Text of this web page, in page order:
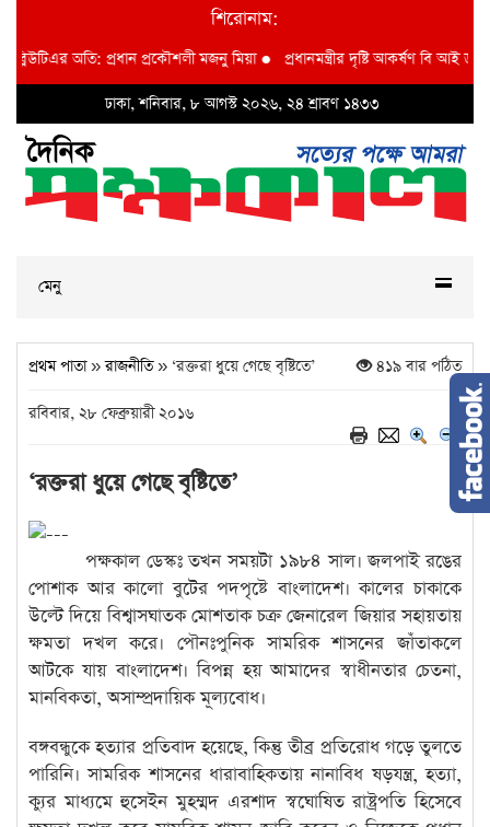
শিরোনাম:
অতি: প্রধান প্রকৌশলী মজনু মিয়া●প্রধানমন্ত্রীর দৃষ্টি আকর্ষণ বি আই ডব্লুভিইউ-
ঢাকা, শনিবার, ৮ আগস্ট ২০২৬, ২৪ শ্রাবণ ১৪৩৩
মেনু
প্রথম পাতা»রাজনীতি» ‘রক্তরা ধুয়ে গেছে বৃষ্টিতে’ ৪১৯ বার পঠিত
রবিবার, ২৮ ফেব্রুয়ারী ২০১৬
‘রক্তরা ধুয়ে গেছে বৃষ্টিতে’
পক্ষকাল ডেস্কঃ তখন সময়টা ১৯৮৪ সাল। জলপাই রঙের
পোশাক আর কালো বুটের পদপৃষ্টে বাংলাদেশ। কালের চাকাকে
উল্টে দিয়ে বিশ্বাসঘাতক মোশতাক চক্র জেনারেল জিয়ার সহায়তায়
ক্ষমতা দখল করে। পৌনঃপুনিক সামরিক শাসনের জাঁতাকলে
আটকে যায় বাংলাদেশ। বিপন্ন হয় আমাদের স্বাধীনতার চেতনা,
মানবিকতা, অসাম্প্রদায়িক মূল্যবোধ।
বঙ্গবন্ধুকে হত্যার প্রতিবাদ হয়েছে, কিন্তু তীব্র প্রতিরোধ গড়ে তুলতে
পারিনি। সামরিক শাসনের ধারাবাহিকতায় নানাবিধ ষড়যন্ত্র, হত্যা,
ক্যুর মাধ্যমে হুসেইন মুহম্মদ এরশাদ স্বঘোষিত রাষ্ট্রপতি হিসেবে